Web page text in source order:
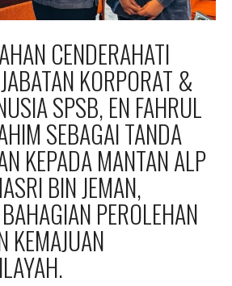
CENDERAHATI
KORPORAT &
SPSB, EN FAHRUL
SEBAGAI TANDA
KEPADA MANTAN ALP
BIN JEMAN,
PEROLEHAN
KEMAJUAN